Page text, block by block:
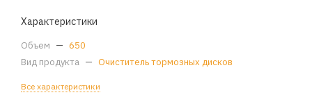
Характеристики
Объем — 650
Вид продукта — Очиститель тормозных дисков
Все характеристики